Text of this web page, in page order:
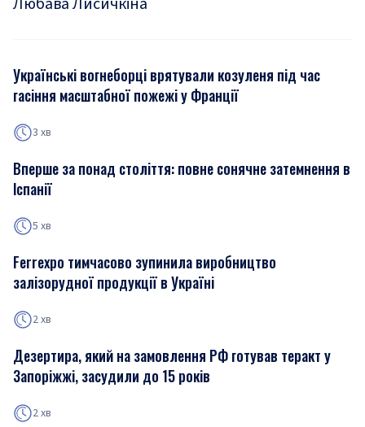
Українські вогнеборці врятували козуленя під час
гасіння масштабної пожежі у Франції
3 хв
Вперше за понад століття: повне сонячне затемнення в
Іспанії
5 хв
Ferrexpo тимчасово зупинила виробництво
залізорудної продукції в Україні
2 хв
Дезертира, який на замовлення РФ готував теракт у
Запоріжжі, засудили до 15 років
2 хв